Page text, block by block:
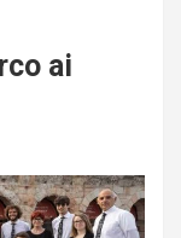
ai